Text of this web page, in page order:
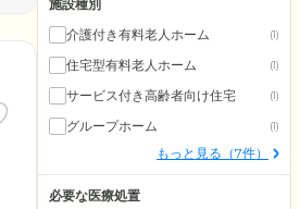
施設種別
介護付き有料老人ホーム
(1)
住宅型有料老人ホーム (1)
サービス付き高齢者向け住宅 (1)
グループホーム (1)
もっと見る（7件）
必要な医療処置